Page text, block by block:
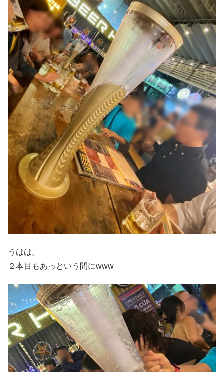
うはは。
２本目もあっという間にwww